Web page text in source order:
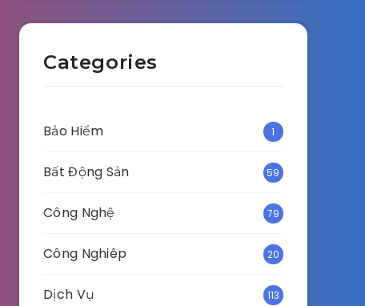
Categories
Bảo Hiểm 1
Bất Động Sản 59
Công Nghệ 79
Công Nghiêp 20
Dịch Vụ 113